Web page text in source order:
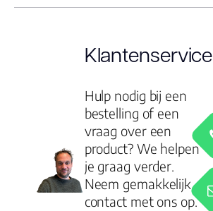
Klantenservice
Hulp nodig bij een
bestelling of een
vraag over een
product? We helpen
je graag verder.
Neem gemakkelijk
contact met ons op.